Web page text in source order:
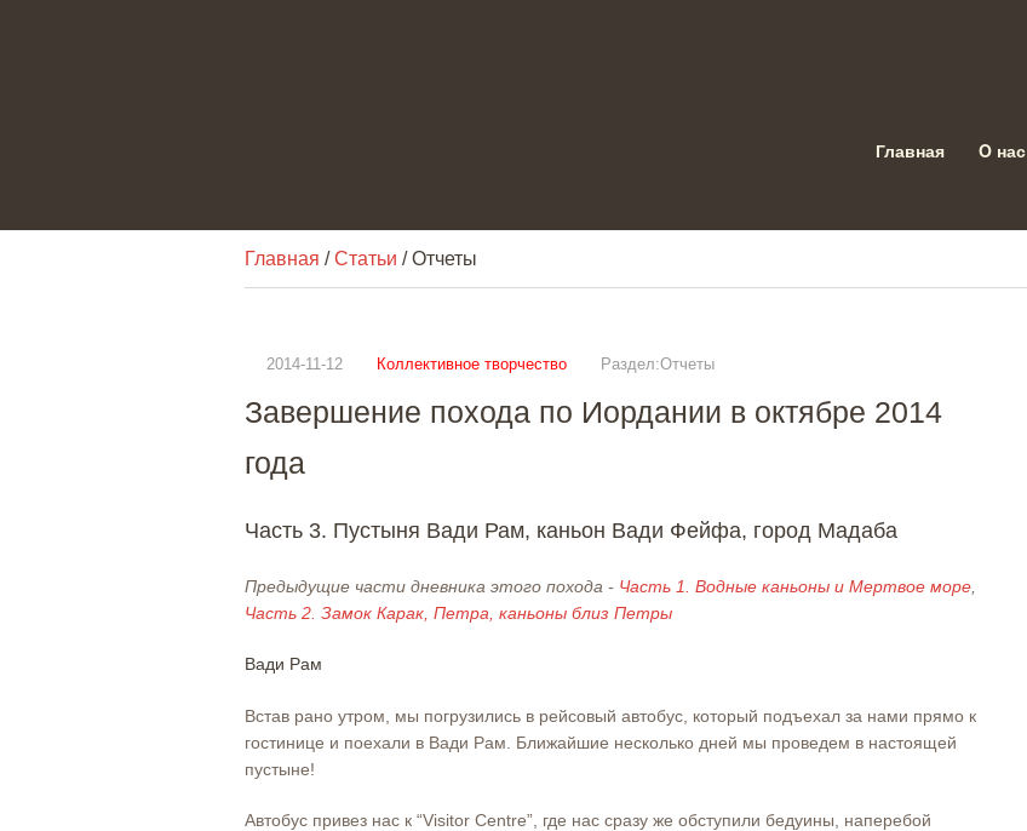
Главная O нас
Главная /Статьи / Отчеты
2014-11-12 Коллективное творчество Раздел:Отчеты
Завершение похода по Иордании в октябре 2014
года
Часть 3. Пустыня Вади Рам, каньон Вади Фейфа, город Мадаба
Предыдущие части дневника этого похода - Часть 1. Водные каньоны и Мертвое море
Часть 2. Замок Карак, Петра, каньоны близ Петры
Вади Рам
Встав рано утром, мы погрузились в рейсовый автобус, который подъехал за нами прямо к
гостинице и поехали в Вади Рам. Ближайшие несколько дней мы проведем в настоящей
пустыне!
Автобус привез нас к “Visitor Centre”, где нас сразу же обступили бедуины, наперебой